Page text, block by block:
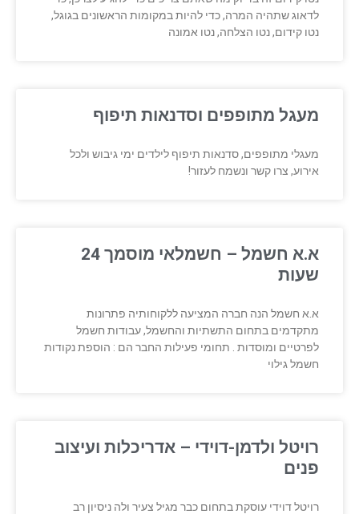
לדאוג שתהיה המרה, כדי להיות במקומות הראשונים בגוגל,
נטו קידום, נטו הצלחה, נטו אמונה
מעגל מתופפים וסדנאות תיפוף
מעגלי מתופפים, סדנאות תיפוף לילדים ימי גיבוש ולכל
אירוע, צרו קשר ונשמח לעזור!
א.א חשמל – חשמלאי מוסמך 24
שעות
א.א חשמל הנה חברה המציעה ללקוחותיה פתרונות
מתקדמים בתחום התשתיות והחשמל, עבודות חשמל
לפרטיים ומוסדות . תחומי פעילות החבר הם : הוספת נקודות
חשמל גילוי
רויטל ולדמן-דוידי – אדריכלות ועיצוב
פנים
רויטל דוידי עוסקת בתחום כבר מגיל צעיר ולה ניסיון רב